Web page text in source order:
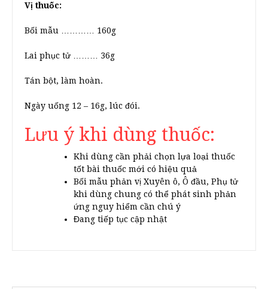
Vị thuốc:
Bối mẫu ………… 160g
Lai phục tử ……… 36g
Tán bột, làm hoàn.
Ngày uống 12 – 16g, lúc đói.
Lưu ý khi dùng thuốc:
Khi dùng cần phải chọn lựa loại thuốc
tốt bài thuốc mới có hiệu quả
Bối mẫu phản vị Xuyên ô, Ô đầu, Phụ tử
khi dùng chung có thể phát sinh phản
ứng nguy hiểm cần chú ý
Đang tiếp tục cập nhật